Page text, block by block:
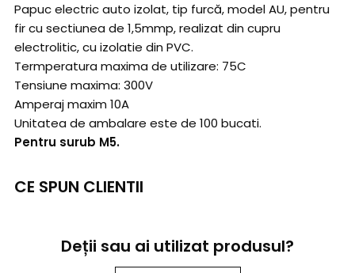
Papuc electric auto izolat, tip furcă, model AU, pentru
fir cu sectiunea de 1,5mmp, realizat din cupru
electrolitic, cu izolatie din PVC.
Termperatura maxima de utilizare: 75C
Tensiune maxima: 300V
Amperaj maxim 10A
Unitatea de ambalare este de 100 bucati.
Pentru surub M5.
CE SPUN CLIENTII
Deții sau ai utilizat produsul?